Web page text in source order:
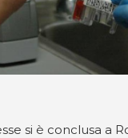
si è conclusa a